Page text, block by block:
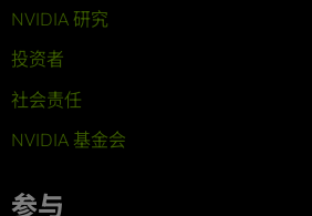
NVIDIA 研究
投资者
社会责任
NVIDIA 基金会
参与